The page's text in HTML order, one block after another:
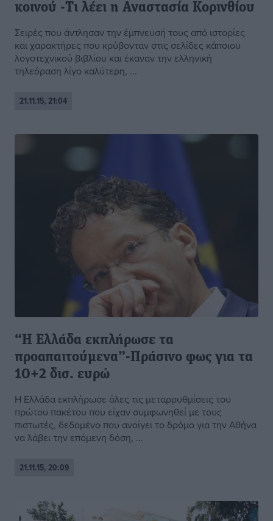
κοινού -Τι λέει η Αναστασία Κορινθίου
Σειρές που άντλησαν την έμπνευσή τους από ιστορίες
και χαρακτήρες που κρύβονταν στις σελίδες κάποιου
λογοτεχνικού βιβλίου και έκαναν την ελληνική
τηλεόραση λίγο καλύτερη, ...
21.11.15, 21:04
“H Ελλάδα εκπλήρωσε τα
προαπαιτούμενα”-Πράσινο φως για τα
10+2 δισ. ευρώ
H Ελλάδα εκπλήρωσε όλες τις μεταρρυθμίσεις του
πρώτου πακέτου που είχαν συμφωνηθεί με τους
πιστωτές, δεδομένο που ανοίγει το δρόμο για την Αθήνα
να λάβει την επόμενη δόση, ...
21.11.15, 20:09